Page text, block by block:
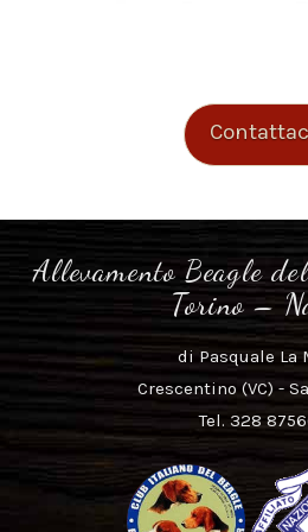
Allevamento Beagle
Torino –
di Pasquale La
Crescentino (VC) -
Tel. 328